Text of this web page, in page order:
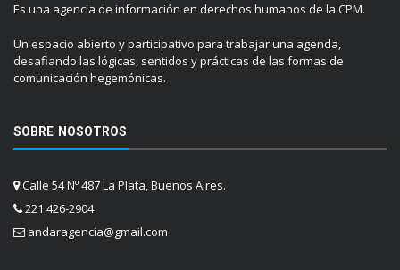
Es una agencia de información en derechos humanos de la CPM.
Un espacio abierto y participativo para trabajar una agenda,
desafiando las lógicas, sentidos y prácticas de las formas de
comunicación hegemónicas.
SOBRE NOSOTROS
Calle 54 Nº 487 La Plata, Buenos Aires.
221 426-2904
andaragencia@gmail.com